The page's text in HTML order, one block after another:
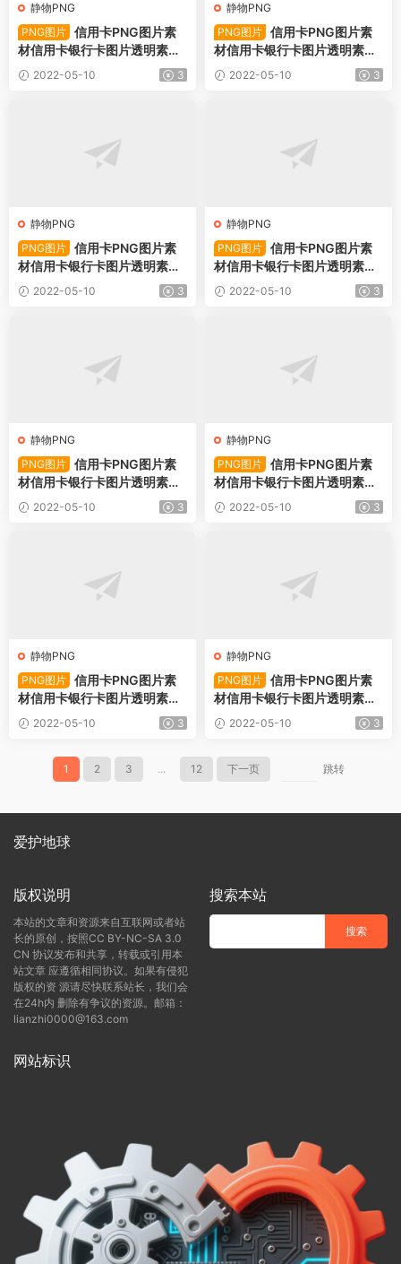
静物PNG
PNG图片 信用卡PNG图片素
材信用卡银行卡图片透明素材-
PNG图片78742下载
2022-05-10 3
静物PNG
PNG图片 信用卡PNG图片素
材信用卡银行卡图片透明素材-
PNG图片78741下载
2022-05-10 3
静物PNG
PNG图片 信用卡PNG图片素
材信用卡银行卡图片透明素材-
PNG图片78740下载
2022-05-10 3
静物PNG
PNG图片 信用卡PNG图片素
材信用卡银行卡图片透明素材-
PNG图片78739下载
2022-05-10 3
静物PNG
PNG图片 信用卡PNG图片素
材信用卡银行卡图片透明素材-
PNG图片78738下载
2022-05-10 3
静物PNG
PNG图片 信用卡PNG图片素
材信用卡银行卡图片透明素材-
PNG图片78737下载
2022-05-10 3
静物PNG
PNG图片 信用卡PNG图片素
材信用卡银行卡图片透明素材-
PNG图片78736下载
2022-05-10 3
静物PNG
PNG图片 信用卡PNG图片素
材信用卡银行卡图片透明素材-
PNG图片78735下载
2022-05-10 3
1 2 3 ... 12 下一页 跳转
爱护地球
版权说明
本站的文章和资源来自互联网或者站
长的原创，按照CC BY-NC-SA 3.0
CN 协议发布和共享，转载或引用本
站文章 应遵循相同协议。如果有侵犯
版权的资 源请尽快联系站长，我们会
在24h内 删除有争议的资源。邮箱：
lianzhi0000@163.com
搜索本站
网站标识